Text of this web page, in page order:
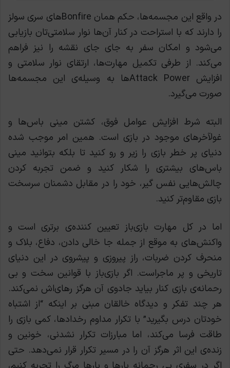
در واقع این مجسمه‌ها، حکم همان Bonfireهای سری سولز
را دارند که با استراحت در کنار آن‌ها نوار سلامتی‌تان بازیابی
می‌شود و امکان سفر به جای جای نقشه را نیز فراهم
می‌کند. از طرفی تکمیل مهارت‌ها، ارتقای نوار سلامتی و
افزایش Attack Powerها به وسیله‌ی این مجسمه‌ها
صورت می‌گیرد.
البته شرط افزایش عوامل فوق، کشتن مینی باس‌ها و
غولآخرهای موجود در بازی است. همین امر موجب شده
دنیای پر خطر بازی را زیر و رو کنید تا بلکه بتوانید مینی
باس‌های بیشتری را شکار کنید و ضمن تجربه کردن
چالش‌هایی نفس گیر، خود را در مقابل دشمنان سرسخت
بازی مقاوم‌تر کنید.
اما در کل مهارت بازی‌باز تعیین کننده‌ی برتری است و
واکنش‌های به موقع از جمله جا خالی دادن، دفاع، بلاک و
منحرف کردن ضربات، راز پیروزی و پیشروی در این دنیای
تاریخی و پر ماجراست. اگر بازی‌باز با قوانین سخت و بی
رحمانه‌ی بازی کنار بیاید جادوی آن هرگز رهای‌اش نمی‌کند.
هر چند تفکر و دیدگاه خالقان مبنی بر اینکه “از اشتباه
خودتان درس بگیرید” با تکرار مداوم رخدادها، کمی بازی را
طاقت فرسا می‌کند، اما مبارزات تکرار نشدنی، خونین و
زنده‌ی این اثر هرگز آن را در مسیر تکرار قرار نمی‌دهد. حتی